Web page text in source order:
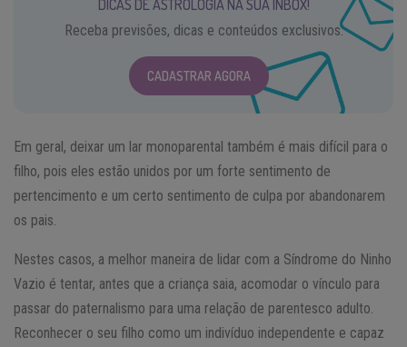
DICAS DE ASTROLOGIA NA SUA INBOX!
Receba previsões, dicas e conteúdos exclusivos.
CADASTRAR AGORA
Em geral, deixar um lar monoparental também é mais difícil para o
filho, pois eles estão unidos por um forte sentimento de
pertencimento e um certo sentimento de culpa por abandonarem
os pais.
Nestes casos, a melhor maneira de lidar com a Síndrome do Ninho
Vazio é tentar, antes que a criança saia, acomodar o vínculo para
passar do paternalismo para uma relação de parentesco adulto.
Reconhecer o seu filho como um indivíduo independente e capaz